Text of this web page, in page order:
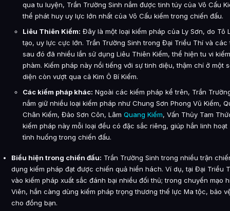
qua tu luyện, Trần Trường Sinh nắm được tinh túy của Vô Cấu
thể phát huy uy lực lớn nhất của Vô Cấu kiếm trong chiến đấu.
Liêu Thiên Kiếm: Đây là một loại kiếm pháp của Ly Sơn, do Tô
tạo, uy lực cực lớn. Trần Trường Sinh trong Đại Triều Thí và các
sau đó đã nhiều lần sử dụng Liêu Thiên Kiếm, thể hiện tu vi
phàm. Kiếm pháp này nổi tiếng với sự tinh diệu, thậm chí ở một
diện còn vượt qua cả Kim Ô Bí Kiếm.
Các kiếm pháp khác: Ngoài các kiếm pháp kể trên, Trần
nắm giữ nhiều loại kiếm pháp như Chung Sơn Phong Vũ Kiếm,
Chân Kiếm, Đảo Sơn Côn, Lâm Quang Kiếm, Vấn Thủy Tam
kiếm pháp này mỗi loại đều có đặc sắc riêng, giúp hắn linh hoạt
tình huống trong chiến đấu.
Biểu hiện trong chiến đấu: Trần Trường Sinh trong nhiều trận
dụng kiếm pháp đạt được chiến quả hiển hách. Ví dụ, tại Đại Triều
vào kiếm pháp xuất sắc đánh bại nhiều đối thủ; trong chuyến mạo
Viên, hắn càng dùng kiếm pháp trọng thương thế lực Ma tộc, bảo
cho đồng bạn.